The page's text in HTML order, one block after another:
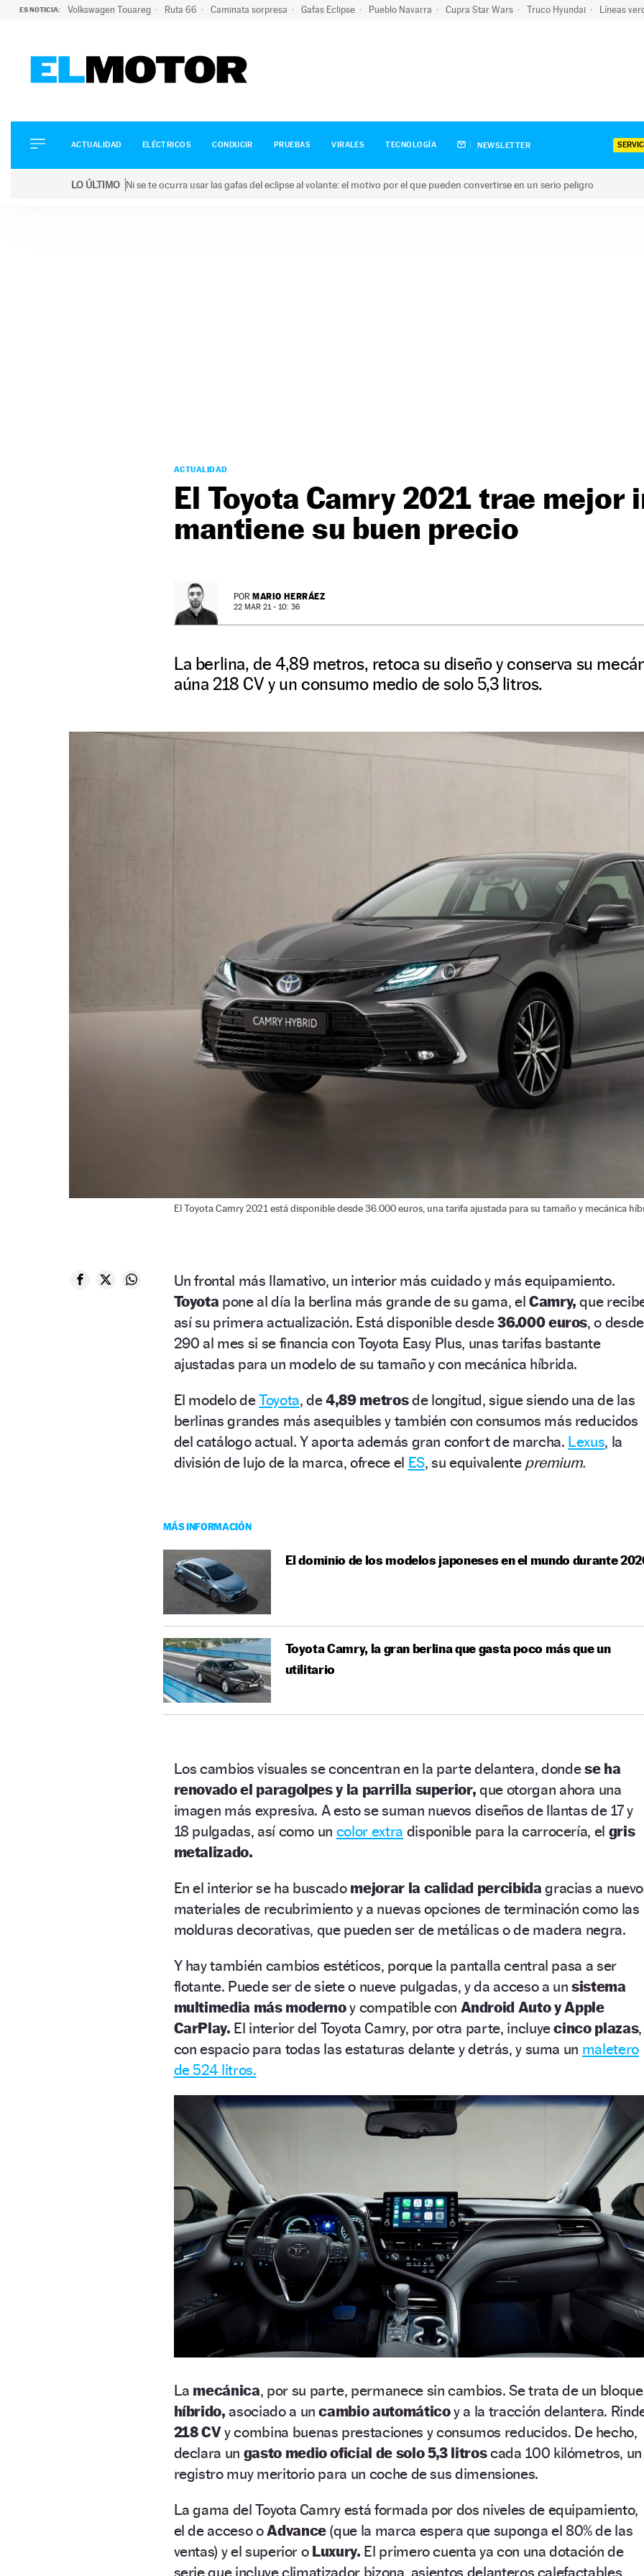
ES NOTICIA: Volkswagen Touareg Ruta 66 Caminata sorpresa Gafas Eclipse Pueblo Navarra Cupra Star Wars Truco Hyundai Líneas
ELÉCTRICOS
CONDUCIR
ACTUALIDAD ELÉCTRICOS CONDUCIR PRUEBAS VIRALES TECNOLOGÍA NEWSLETTER
LO ÚLTIMO Ni se te ocurra usar las gafas del eclipse al volante: el motivo por el que pueden convertirse en un serio peligro
ACTUALIDAD
El Toyota Camry 2021 trae mejor
mantiene su buen precio
POR MARIO HERRÁEZ
22 MAR 21 - 10: 36
La berlina, de 4,89 metros, retoca su diseño y conserva su
aúna 218 CV y un consumo medio de solo 5,3 litros.
El Toyota Camry 2021 está disponible desde 36.000 euros, una tarifa ajustada para su tamaño y mecánica
Un frontal más llamativo, un interior más cuidado y más equipamiento.
Toyota pone al día la berlina más grande de su gama, el Camry, que
así su primera actualización. Está disponible desde36.000 euros, o desde
290 al mes si se financia con Toyota Easy Plus, unas tarifas bastante
ajustadas para un modelo de su tamaño y con mecánica híbrida.
El modelo deToyota, de4,89 metrosde longitud, sigue siendo una de las
berlinas grandes más asequibles y también con consumos más reducidos
del catálogo actual. Y aporta además gran confort de marcha. Lexus, la
división de lujo de la marca, ofrece el ES, su equivalente premium.
MÁS INFORMACIÓN
El dominio de los modelos japoneses en el mundo durante
Toyota Camry, la gran berlina que gasta poco más que un
utilitario
Los cambios visuales se concentran en la parte delantera, dondese ha
renovado el paragolpes y la parrilla superior,que otorgan ahora una
imagen más expresiva. A esto se suman nuevos diseños de llantas de 17 y
18 pulgadas, así como un color extra disponible para la carrocería, el gris
metalizado.
En el interior se ha buscado mejorar la calidad percibida gracias a
materiales de recubrimiento y a nuevas opciones de terminación como las
molduras decorativas, que pueden ser de metálicas o de madera negra.
Y hay también cambios estéticos, porque la pantalla central pasa a ser
flotante. Puede ser de siete o nueve pulgadas, y da acceso a unsistema
multimedia más modernoy compatible con Android Auto y Apple
CarPlay. El interior del Toyota Camry, por otra parte, incluyecinco plazas,
con espacio para todas las estaturas delante y detrás, y suma un maletero
de 524 litros.
La mecánica, por su parte, permanece sin cambios. Se trata de un bloque
híbrido, asociado a uncambio automáticoy a la tracción delantera.
218 CVy combina buenas prestaciones y consumos reducidos. De hecho,
declara un gasto medio oficial de solo 5,3 litroscada 100 kilómetros, un
registro muy meritorio para un coche de sus dimensiones.
La gama del Toyota Camry está formada por dos niveles de equipamiento,
el de acceso oAdvance(que la marca espera que suponga el 80% de las
ventas) y el superior o Luxury. El primero cuenta ya con una dotación de
serie que incluye climatizador bizona, asientos delanteros calefactables,